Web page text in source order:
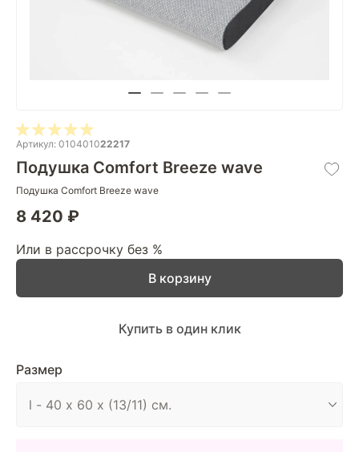
Артикул: 010401022217
Подушка Comfort Breeze wave
Подушка Comfort Breeze wave
8 420 ₽
Или в рассрочку без %
Размер
В корзину
Купить в один клик